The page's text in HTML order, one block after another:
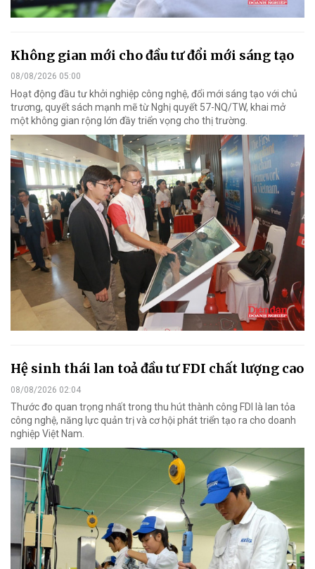
Không gian mới cho đầu tư đổi mới sáng tạo
08/08/2026 05:00
Hoạt động đầu tư khởi nghiệp công nghệ, đổi mới sáng tạo với chủ
trương, quyết sách mạnh mẽ từ Nghị quyết 57-NQ/TW, khai mở
một không gian rộng lớn đầy triển vọng cho thị trường.
Hệ sinh thái lan toả đầu tư FDI chất lượng cao
08/08/2026 02:04
Thước đo quan trọng nhất trong thu hút thành công FDI là lan tỏa
công nghệ, năng lực quản trị và cơ hội phát triển tạo ra cho doanh
nghiệp Việt Nam.